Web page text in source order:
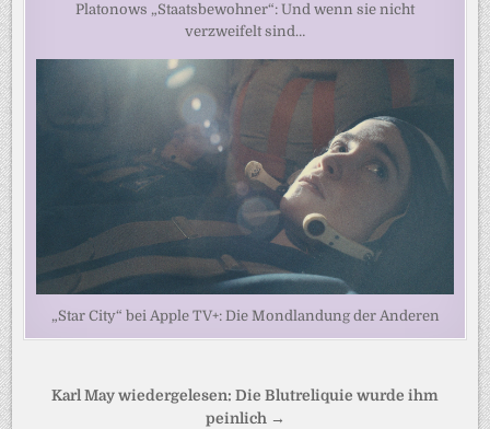
Platonows „Staatsbewohner“: Und wenn sie nicht
verzweifelt sind…
„Star City“ bei Apple TV+: Die Mondlandung der Anderen
Beitragsnavigation
Karl May wiedergelesen: Die Blutreliquie wurde ihm
peinlich →